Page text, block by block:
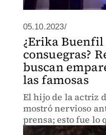
05.10.2023/
¿Erika
consuegras?
buscan
las famosas
El hijo de la actriz
mostró nervioso
prensa; esto fue lo